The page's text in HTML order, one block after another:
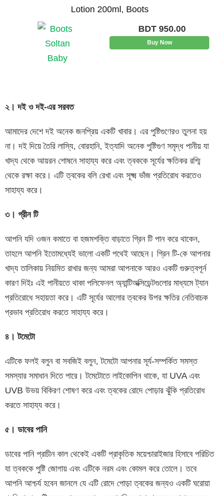
Lotion 200ml, Boots
BDT950.00
Buy Now
২। দই ও দই-এর সরবত
আমাদের দেশে দই অনেক জনপ্রিয় একটি খাবার। এর পুষ্টিগুণেরও তুলনা হয়
না। দই দিয়ে তৈরি লাস্যি, বোরহানি, ইত্যাদি অনেক পুষ্টিগুণ সমৃদ্ধ পানীয় যা
খাদ্য থেকে আয়রন শোষনে সাহায্য করে এবং ত্বককে সূর্যের ক্ষতিকর রশ্মি
থেকে রক্ষা করে। এটি ত্বকের বলি রেখা এবং সূক্ষ্ম ভাঁজ প্রতিরোধ করতেও
সাহায্য করে।
৩। গ্রীন টি
আপনি যদি ওজন কমাতে বা হজমশক্তি বাড়াতে গ্রিন টি পান করে থাকেন,
তাহলে আপনি ইতোমধ্যেই ভালো একটি পথেই আছেন। গ্রিন টি-কে আপনার
খাদ্য তালিকায় নিয়মিত রাখার জন্য আমরা আপনাকে আরও একটি গুরুত্বপূর্ন
কারণ দিইঃ এই পানীয়তে থাকা পলিফেনল অ্যান্টিঅক্সিডেন্টগুলোর মাধ্যমে ট্যান
প্রতিরোধে সহায়তা করে। এটি সূর্যের আলোর ত্বকের উপর ক্ষতির নেতিবাচক
প্রভাব প্রতিরোধ করতে সাহায্য করে।
৪। টমেটো
এটিকে ফলই বলুন বা সবজিই বলুন, টমেটো আপনার সূর্য-সম্পর্কিত সমস্ত
সমস্যার সমাধান দিতে পারে। টমেটোতে লাইকোপিন থাকে, যা UVA এবং
UVB উভয় বিকিরণ শোষণ করে এবং ত্বকের রোদে পোড়ার ঝুঁকি প্রতিরোধ
করতে সাহায্য করে।
৫। ডাবের পানি
ডাবের পানি প্রাচীন কাল থেকেই একটি প্রাকৃতিক ময়েশ্চারাইজার হিসাবে পরিচিত
যা ত্বককে পুষ্টি জোগায় এবং এটিকে নরম এবং কোমল করে তোলে। তবে
আপনি আশ্চর্য হবেন জানলে যে এটি রোদে পোড়া ত্বকের জন্যও একটি ঘরোয়া